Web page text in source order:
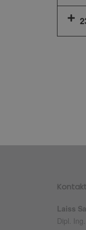
Kontakt
Laiss
Dipl.